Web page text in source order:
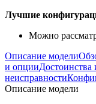
Лучшие
Можно
Описание модели
и опцииДостоинства
неисправности
Описание модели